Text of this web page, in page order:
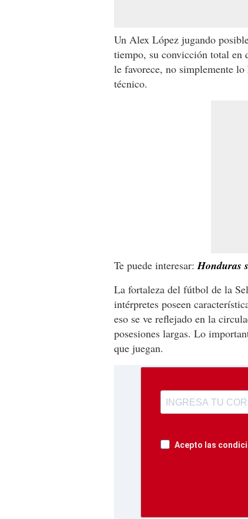
Un Alex López jugando
tiempo, su convicción total en
le favorece, no simplemente
técnico.
Te puede interesar:Honduras
La fortaleza del fútbol de la
intérpretes poseen
eso se ve reflejado en la
posesiones largas. Lo
que juegan.
Acepto las